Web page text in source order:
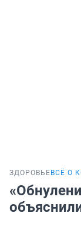
ЗДОРОВЬЕ ВСЁ О